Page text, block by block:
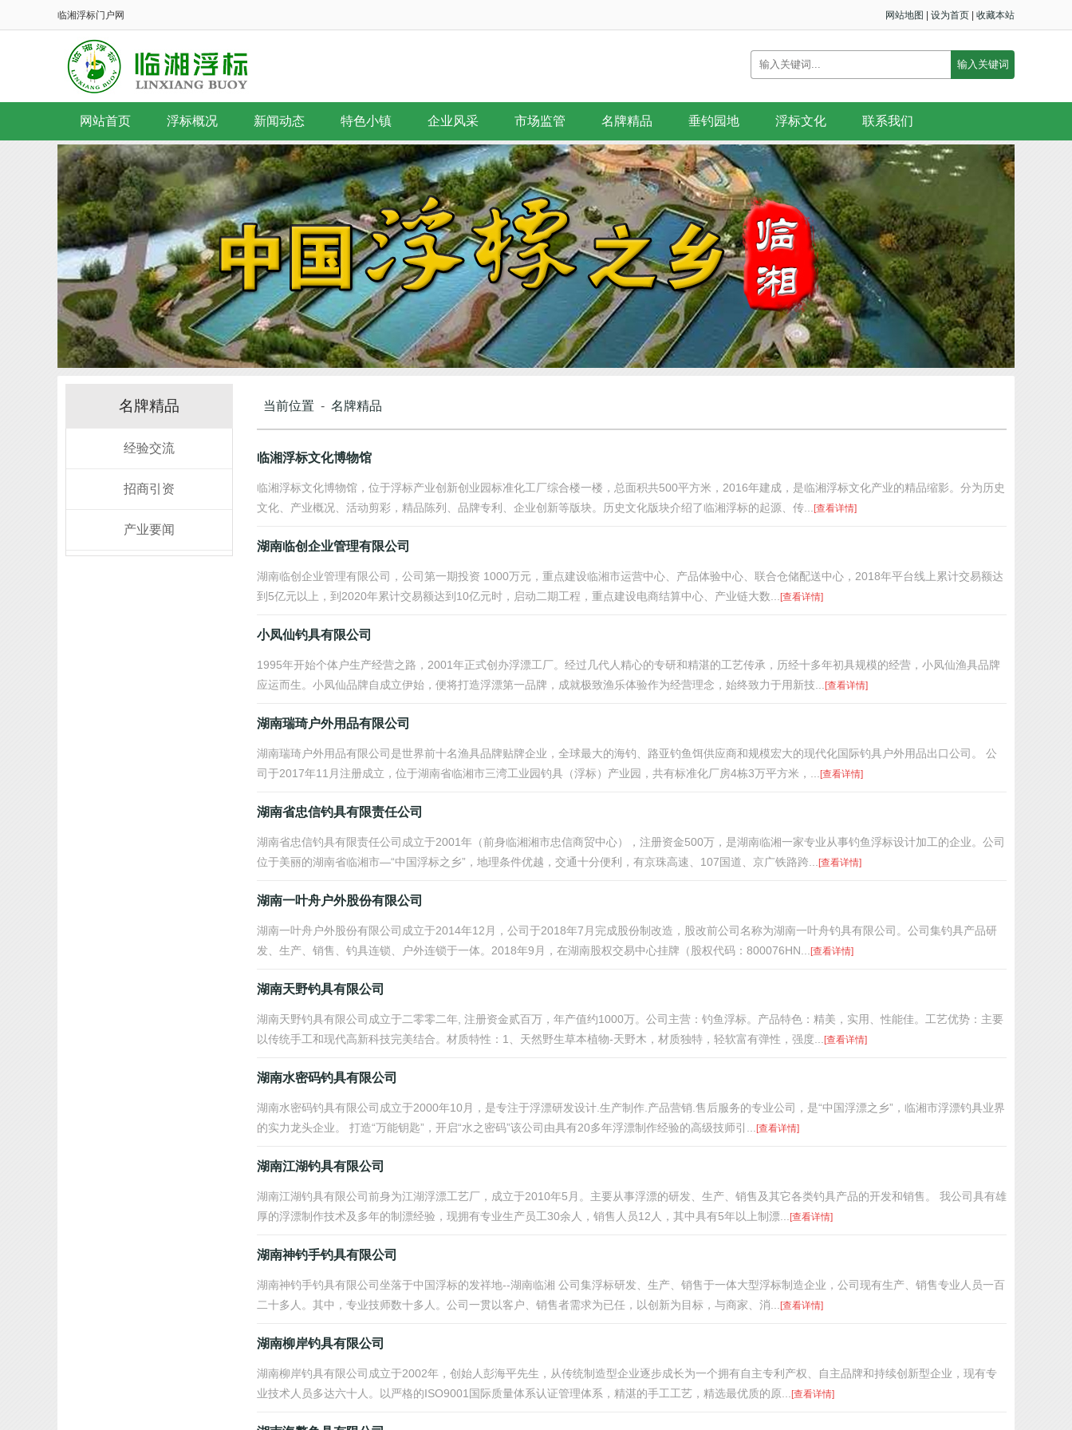
临湘浮标门户网 网站地图 设为首页 收藏本站
网站首页 浮标概况 新闻动态 特色小镇 企业风采 市场监管 名牌精品 垂钓园地 浮标文化 联系我们
名牌精品
经验交流
招商引资
产业要闻
当前位置 - 名牌精品
临湘浮标文化博物馆
临湘浮标文化博物馆，位于浮标产业创新创业园标准化工厂综合楼一楼，总面积共500平方米，2016年建成，是临湘浮标文化产业的精品缩影。分为历史
文化、产业概况、活动剪彩，精品陈列、品牌专利、企业创新等版块。历史文化版块介绍了临湘浮标的起源、传...
[查看详情]
湖南临创企业管理有限公司
湖南临创企业管理有限公司，公司第一期投资 1000万元，重点建设临湘市运营中心、产品体验中心、联合仓储配送中心，2018年平台线上累计交易额达
到5亿元以上，到2020年累计交易额达到10亿元时，启动二期工程，重点建设电商结算中心、产业链大数...
[查看详情]
小凤仙钓具有限公司
1995年开始个体户生产经营之路，2001年正式创办浮漂工厂。经过几代人精心的专研和精湛的工艺传承，历经十多年初具规模的经营，小凤仙渔具品牌
应运而生。小凤仙品牌自成立伊始，便将打造浮漂第一品牌，成就极致渔乐体验作为经营理念，始终致力于用新技...
[查看详情]
湖南瑞琦户外用品有限公司
湖南瑞琦户外用品有限公司是世界前十名渔具品牌贴牌企业，全球最大的海钓、路亚钓鱼饵供应商和规模宏大的现代化国际钓具户外用品出口公司。 公
司于2017年11月注册成立，位于湖南省临湘市三湾工业园钓具（浮标）产业园，共有标准化厂房4栋3万平方米，...
[查看详情]
湖南省忠信钓具有限责任公司
湖南省忠信钓具有限责任公司成立于2001年（前身临湘湘市忠信商贸中心），注册资金500万，是湖南临湘一家专业从事钓鱼浮标设计加工的企业。公司
位于美丽的湖南省临湘市—“中国浮标之乡”，地理条件优越，交通十分便利，有京珠高速、107国道、京广铁路跨...
[查看详情]
湖南一叶舟户外股份有限公司
湖南一叶舟户外股份有限公司成立于2014年12月，公司于2018年7月完成股份制改造，股改前公司名称为湖南一叶舟钓具有限公司。公司集钓具产品研
发、生产、销售、钓具连锁、户外连锁于一体。2018年9月，在湖南股权交易中心挂牌（股权代码：800076HN...
[查看详情]
湖南天野钓具有限公司
湖南天野钓具有限公司成立于二零零二年, 注册资金贰百万，年产值约1000万。公司主营：钓鱼浮标。产品特色：精美，实用、性能佳。工艺优势：主要
以传统手工和现代高新科技完美结合。材质特性：1、天然野生草本植物-天野木，材质独特，轻软富有弹性，强度...
[查看详情]
湖南水密码钓具有限公司
湖南水密码钓具有限公司成立于2000年10月，是专注于浮漂研发设计.生产制作.产品营销.售后服务的专业公司，是“中国浮漂之乡”，临湘市浮漂钓具业界
的实力龙头企业。 打造“万能钥匙”，开启“水之密码”该公司由具有20多年浮漂制作经验的高级技师引...
[查看详情]
湖南江湖钓具有限公司
湖南江湖钓具有限公司前身为江湖浮漂工艺厂，成立于2010年5月。主要从事浮漂的研发、生产、销售及其它各类钓具产品的开发和销售。 我公司具有雄
厚的浮漂制作技术及多年的制漂经验，现拥有专业生产员工30余人，销售人员12人，其中具有5年以上制漂...
[查看详情]
湖南神钓手钓具有限公司
湖南神钓手钓具有限公司坐落于中国浮标的发祥地--湖南临湘 公司集浮标研发、生产、销售于一体大型浮标制造企业，公司现有生产、销售专业人员一百
二十多人。其中，专业技师数十多人。公司一贯以客户、销售者需求为已任，以创新为目标，与商家、消...
[查看详情]
湖南柳岸钓具有限公司
湖南柳岸钓具有限公司成立于2002年，创始人彭海平先生，从传统制造型企业逐步成长为一个拥有自主专利产权、自主品牌和持续创新型企业，现有专
业技术人员多达六十人。以严格的ISO9001国际质量体系认证管理体系，精湛的手工工艺，精选最优质的原...
[查看详情]